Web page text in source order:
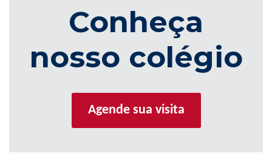
Conheça
nosso colégio
Agende sua visita